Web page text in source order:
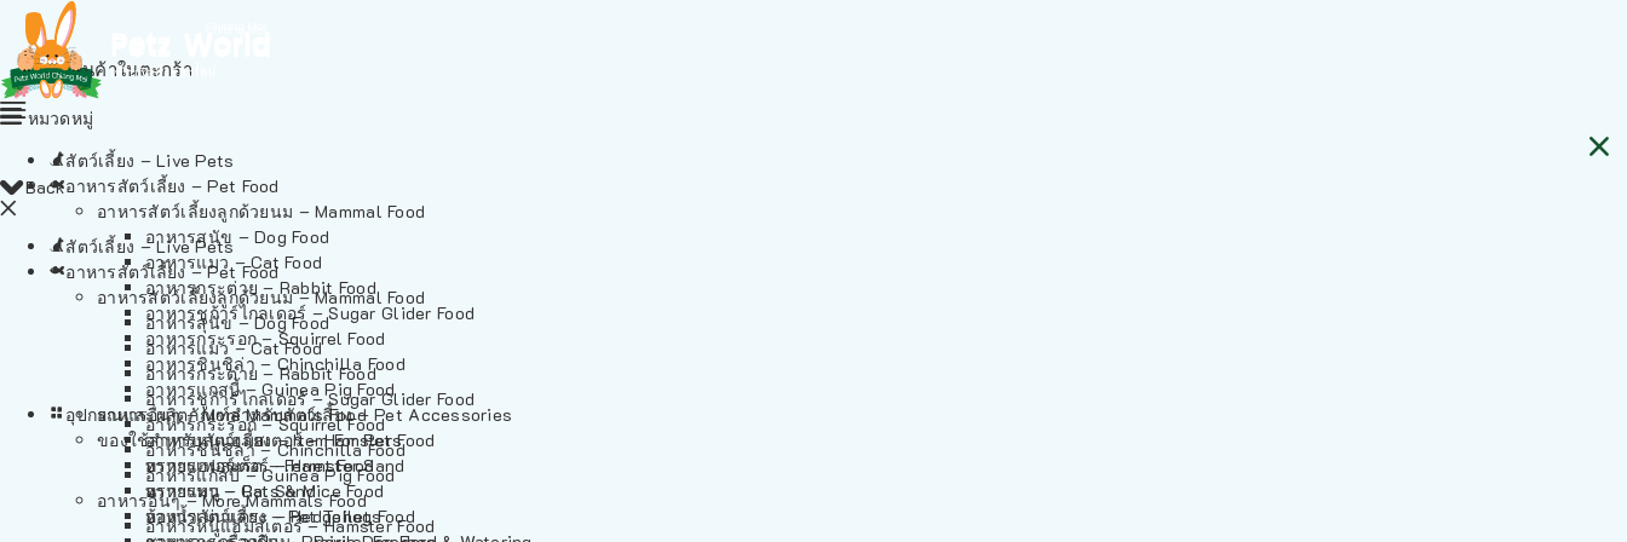
ไม่มีสินค้าในตะกร้า
Back
สัตว์เลี้ยง – Live Pets
อาหารสัตว์เลี้ยง – Pet Food
อาหารสัตว์เลี้ยงลูกด้วยนม – Mammal Food
อาหารสุนัข – Dog Food
อาหารแมว – Cat Food
อาหารกระต่าย – Rabbit Food
อาหารชูก้าร์ไกลเดอร์ – Sugar Glider Food
อาหารกระรอก – Squirrel Food
อาหารชินชิล่า – Chinchilla Food
อาหารแกสบี้ – Guinea Pig Food
อาหารอื่นๆ – More Mammals Food
อาหารหนูแฮมสเตอร์ – Hamster Food
หมวดหมู่
สัตว์เลี้ยง – Live Pets
อาหารสัตว์เลี้ยง – Pet Food
อาหารสัตว์เลี้ยงลูกด้วยนม – Mammal Food
อาหารสุนัข – Dog Food
อาหารแมว – Cat Food
อาหารกระต่าย – Rabbit Food
อาหารชูก้าร์ไกลเดอร์ – Sugar Glider Food
อาหารกระรอก – Squirrel Food
อาหารชินชิล่า – Chinchilla Food
อาหารแกสบี้ – Guinea Pig Food
อาหารอื่นๆ – More Mammals Food
อาหารหนูแฮมสเตอร์ – Hamster Food
อาหารเฟอร์เร็ต – Ferret Food
อาหารหนู – Rats & Mice Food
อาหารเม่นแคระ – Hedgehog Food
อุปกรณและผลิตภัณฑ์สำหรับสัตว์เลี้ยง – Pet Accessories
ของใช้สำหรับสัตว์เลี้ยง – Item For Pets
ทรายแฮมสเตอร์ – Hamster Sand
ทรายแมว – Cat Sand
ห้องน้ำสัตว์เลี้ยง – Pet Toilets